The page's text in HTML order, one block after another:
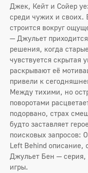
Джек, Кейт и Сойер
среди чужих и своих.
строится вокруг
— Джульет
решения, когда
чувствуется скрытая
раскрывают её
привели к
Между тихими, но
поворотами
подорвано, страх
будто заставляет
поисковых запросов:
Left Behind описание,
Джульет Бен — серия,
игры.